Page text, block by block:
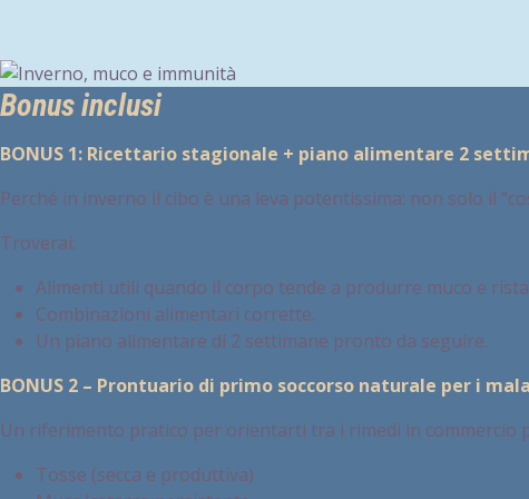
Bonus inclusi
BONUS 1: Ricettario stagionale + piano alimentare 2
Perché in inverno il cibo è una leva potentissima: non solo il
Troverai:
Alimenti utili quando il corpo tende a produrre muco e
Combinazioni alimentari corrette.
Un piano alimentare di 2 settimane pronto da seguire.
BONUS 2 – Prontuario di primo soccorso naturale per i
Un riferimento pratico per orientarti tra i rimedi in commercio
Tosse (secca e produttiva)